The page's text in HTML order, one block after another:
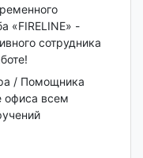
«FIRELINE» -
сотрудника
/ Помощника
офиса всем